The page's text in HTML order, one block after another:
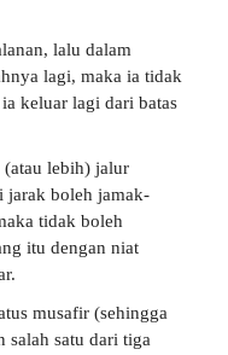
lalu dalam
lagi, maka ia tidak
keluar lagi dari batas
lebih) jalur
jarak boleh jamak-
tidak boleh
itu dengan niat
musafir (sehingga
salah satu dari tiga